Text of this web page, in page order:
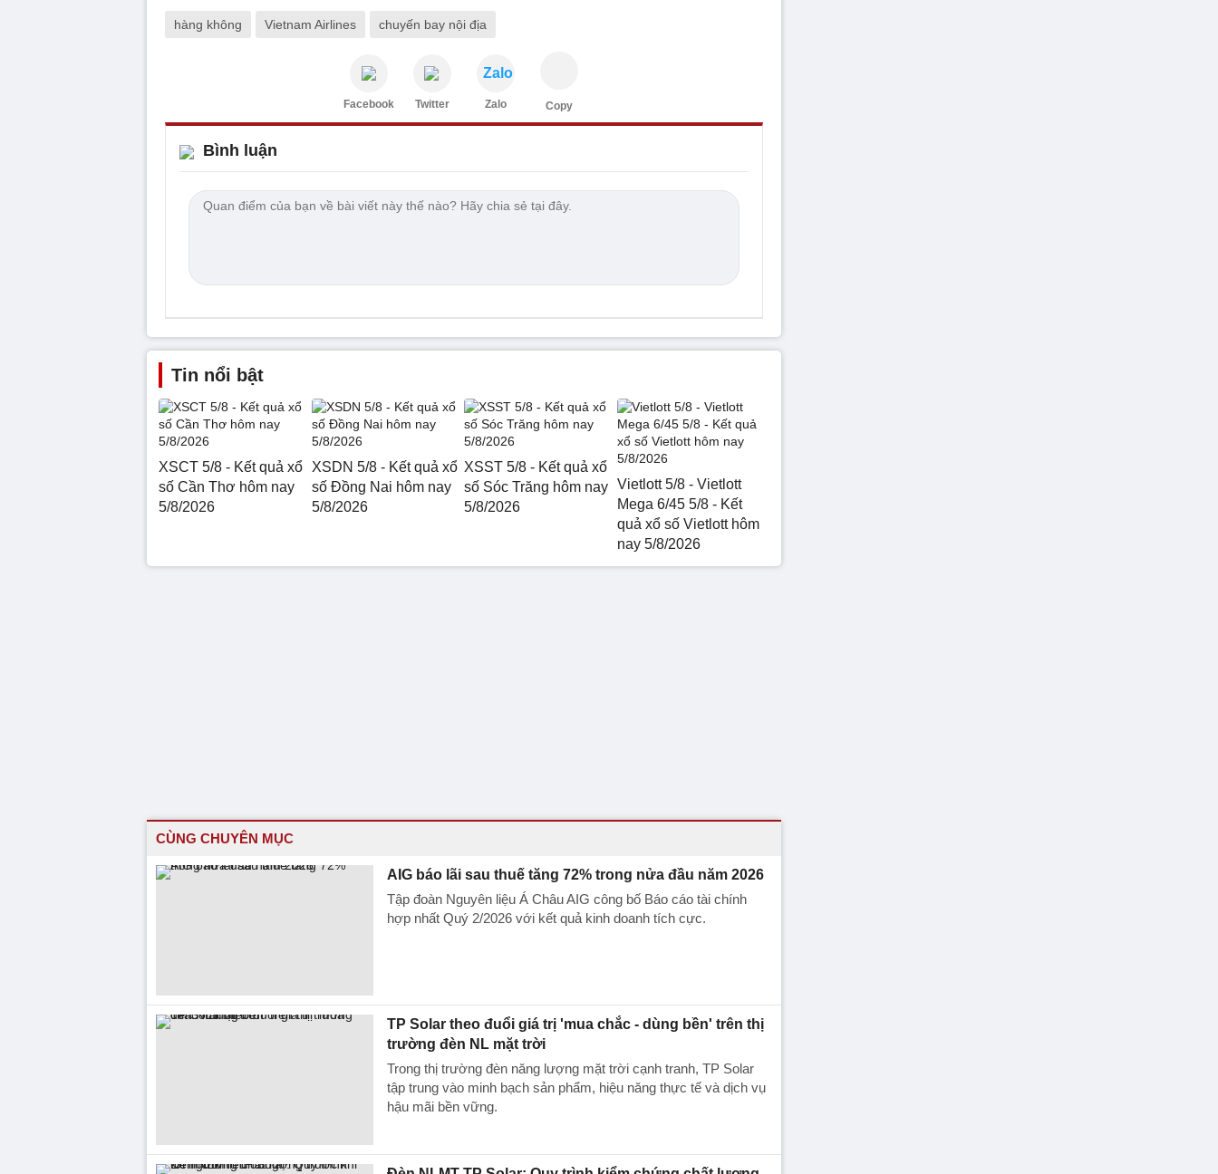
hàng không Vietnam Airlines chuyến bay nội địa
Facebook Twitter
Zalo
Zalo Copy
Bình luận
Tin nổi bật
XSCT 5/8 - Kết quả xổ
số Cần Thơ hôm nay
5/8/2026
XSDN 5/8 - Kết quả xổ
số Đồng Nai hôm nay
5/8/2026
XSST 5/8 - Kết quả xổ
số Sóc Trăng hôm nay
5/8/2026
Vietlott 5/8 - Vietlott
Mega 6/45 5/8 - Kết
quả xổ số Vietlott hôm
nay 5/8/2026
CÙNG CHUYÊN MỤC
AIG báo lãi sau thuế tăng 72% trong nửa đầu năm 2026
Tập đoàn Nguyên liệu Á Châu AIG công bố Báo cáo tài chính
hợp nhất Quý 2/2026 với kết quả kinh doanh tích cực.
TP Solar theo đuổi giá trị 'mua chắc - dùng bền' trên thị
trường đèn NL mặt trời
Trong thị trường đèn năng lượng mặt trời cạnh tranh, TP Solar
tập trung vào minh bạch sản phẩm, hiệu năng thực tế và dịch vụ
hậu mãi bền vững.